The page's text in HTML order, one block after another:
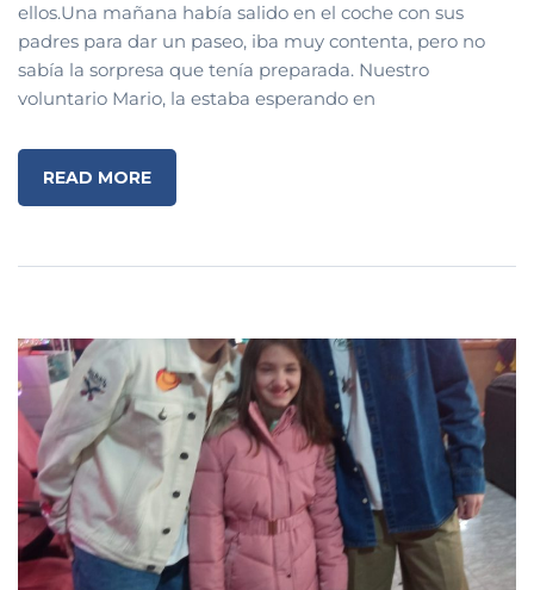
ellos.Una mañana había salido en el coche con sus
padres para dar un paseo, iba muy contenta, pero no
sabía la sorpresa que tenía preparada. Nuestro
voluntario Mario, la estaba esperando en
READ MORE